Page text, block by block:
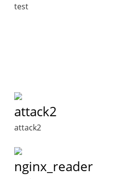
test
attack2
attack2
nginx_reader